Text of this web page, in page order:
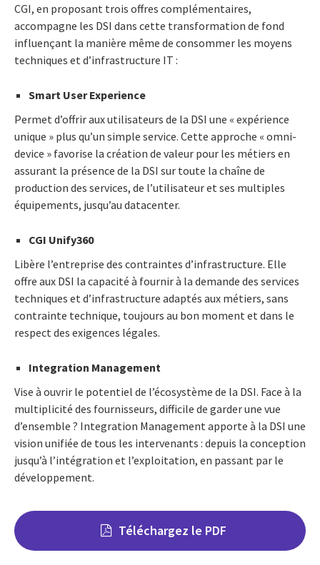
CGI, en proposant trois offres complémentaires,
accompagne les DSI dans cette transformation de fond
influençant la manière même de consommer les moyens
techniques et d’infrastructure IT :
Smart User Experience
Permet d’offrir aux utilisateurs de la DSI une « expérience
unique » plus qu’un simple service. Cette approche « omni-
device » favorise la création de valeur pour les métiers en
assurant la présence de la DSI sur toute la chaîne de
production des services, de l’utilisateur et ses multiples
équipements, jusqu’au datacenter.
CGI Unify360
Libère l’entreprise des contraintes d’infrastructure. Elle
offre aux DSI la capacité à fournir à la demande des services
techniques et d’infrastructure adaptés aux métiers, sans
contrainte technique, toujours au bon moment et dans le
respect des exigences légales.
Integration Management
Vise à ouvrir le potentiel de l’écosystème de la DSI. Face à la
multiplicité des fournisseurs, difficile de garder une vue
d’ensemble ? Integration Management apporte à la DSI une
vision unifiée de tous les intervenants : depuis la conception
jusqu’à l’intégration et l’exploitation, en passant par le
développement.
Téléchargez le PDF